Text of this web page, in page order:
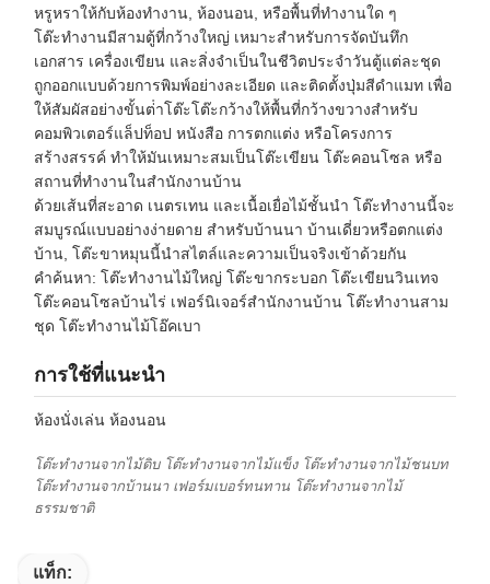
หรูหราให้กับห้องทํางาน, ห้องนอน, หรือพื้นที่ทํางานใด ๆ
โต๊ะทํางานมีสามตู้ที่กว้างใหญ่ เหมาะสําหรับการจัดบันทึก
เอกสาร เครื่องเขียน และสิ่งจําเป็นในชีวิตประจําวันตู้แต่ละชุด
ถูกออกแบบด้วยการพิมพ์อย่างละเอียด และติดตั้งปุ่มสีดําแมท เพื่อ
ให้สัมผัสอย่างขั้นต่ําโต๊ะโต๊ะกว้างให้พื้นที่กว้างขวางสําหรับ
คอมพิวเตอร์แล็ปท็อป หนังสือ การตกแต่ง หรือโครงการ
สร้างสรรค์ ทําให้มันเหมาะสมเป็นโต๊ะเขียน โต๊ะคอนโซล หรือ
สถานที่ทํางานในสํานักงานบ้าน
ด้วยเส้นที่สะอาด เนตรเทน และเนื้อเยื่อไม้ชั้นนํา โต๊ะทํางานนี้จะ
สมบูรณ์แบบอย่างง่ายดาย สําหรับบ้านนา บ้านเดี่ยวหรือตกแต่ง
บ้าน, โต๊ะขาหมุนนี้นําสไตล์และความเป็นจริงเข้าด้วยกัน
คําค้นหา: โต๊ะทํางานไม้ใหญ่ โต๊ะขากระบอก โต๊ะเขียนวินเทจ
โต๊ะคอนโซลบ้านไร่ เฟอร์นิเจอร์สํานักงานบ้าน โต๊ะทํางานสาม
ชุด โต๊ะทํางานไม้โอ๊คเบา
การใช้ที่แนะนํา
ห้องนั่งเล่น ห้องนอน
โต๊ะทํางานจากไม้ดิบ โต๊ะทํางานจากไม้แข็ง โต๊ะทํางานจากไม้ชนบท
โต๊ะทํางานจากบ้านนา เฟอร์มเบอร์ทนทาน โต๊ะทํางานจากไม้
ธรรมชาติ
แท็ก: